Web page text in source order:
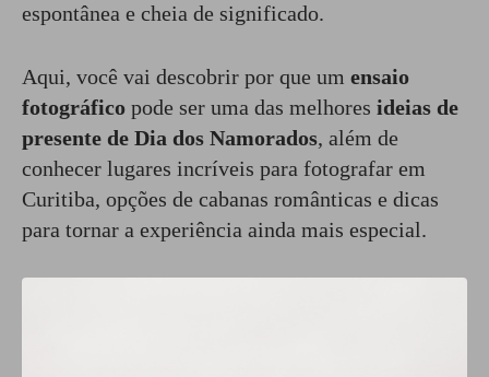
espontânea e cheia de significado.
Aqui, você vai descobrir por que um ensaio
fotográfico pode ser uma das melhores ideias de
presente de Dia dos Namorados, além de
conhecer lugares incríveis para fotografar em
Curitiba, opções de cabanas românticas e dicas
para tornar a experiência ainda mais especial.